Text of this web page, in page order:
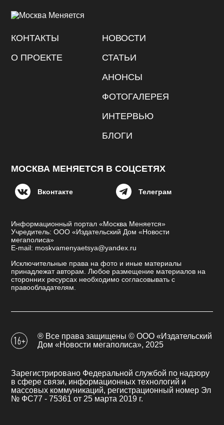
КОНТАКТЫ
О ПРОЕКТЕ
НОВОСТИ
СТАТЬИ
АНОНСЫ
ФОТОГАЛЕРЕЯ
ИНТЕРВЬЮ
БЛОГИ
МОСКВА МЕНЯЕТСЯ В СОЦСЕТЯХ
Вконтакте Телеграм
Информационный портал «Москва Меняется»
Учредитель: ООО «Издательский Дом «Новости
мегаполиса»
E-mail: moskvamenyaetsya@yandex.ru
Исключительные права на фото и иные материалы
принадлежат авторам. Любое размещение материалов на
сторонних ресурсах необходимо согласовывать с
правообладателям.
® Все права защищены © ООО «Издательский
Дом «Новости мегаполиса», 2025
Зарегистрировано Федеральной службой по надзору
в сфере связи, информационных технологий и
массовых коммуникаций, регистрационный номер Эл
№ ФС77 - 75361 от 25 марта 2019 г.